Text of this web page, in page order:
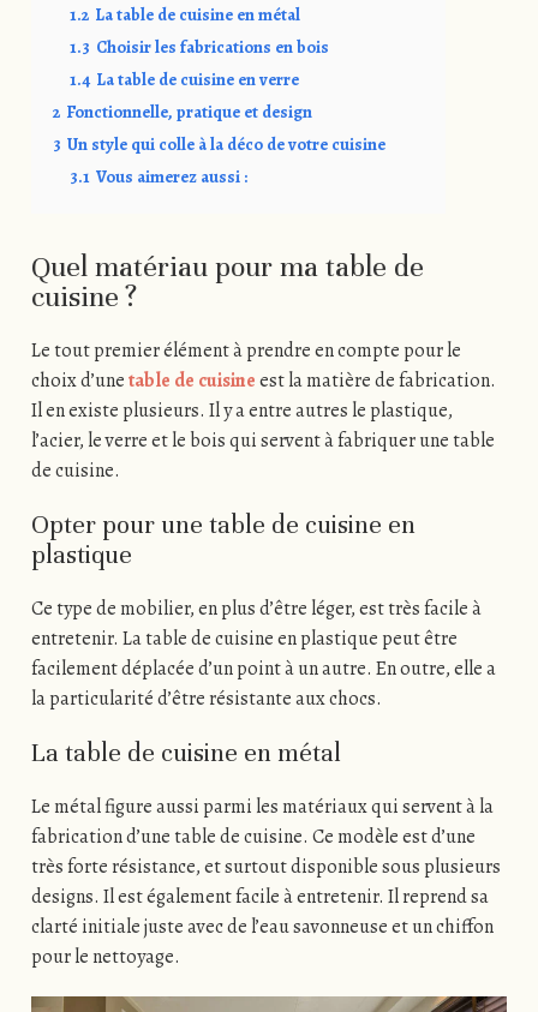
1.2 La table de cuisine en métal
1.3 Choisir les fabrications en bois
1.4 La table de cuisine en verre
2 Fonctionnelle, pratique et design
3 Un style qui colle à la déco de votre cuisine
3.1 Vous aimerez aussi :
Quel matériau pour ma table de
cuisine ?
Le tout premier élément à prendre en compte pour le
choix d’unetable de cuisineest la matière de fabrication.
Il en existe plusieurs. Il y a entre autres le plastique,
l’acier, le verre et le bois qui servent à fabriquer une table
de cuisine.
Opter pour une table de cuisine en
plastique
Ce type de mobilier, en plus d’être léger, est très facile à
entretenir. La table de cuisine en plastique peut être
facilement déplacée d’un point à un autre. En outre, elle a
la particularité d’être résistante aux chocs.
La table de cuisine en métal
Le métal figure aussi parmi les matériaux qui servent à la
fabrication d’une table de cuisine. Ce modèle est d’une
très forte résistance, et surtout disponible sous plusieurs
designs. Il est également facile à entretenir. Il reprend sa
clarté initiale juste avec de l’eau savonneuse et un chiffon
pour le nettoyage.